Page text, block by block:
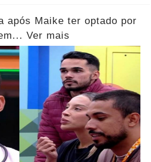
após Maike ter optado por
Ver mais